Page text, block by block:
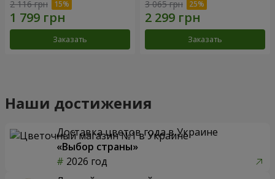
2 116 грн
Заказать
3 065 грн
Заказать
Наши достижения
Доставка цветов года в Украине
«Выбор страны»
2026 год